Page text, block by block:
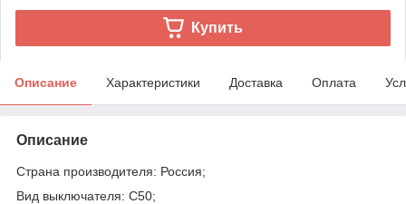
Купить
Описание Характеристики Доставка Оплата
Описание
Страна производителя: Россия;
Вид выключателя: C50;